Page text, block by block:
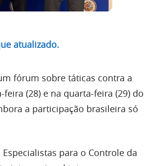
atualizado.
fórum sobre táticas contra a
(28) e na quarta-feira (29) do
a participação brasileira só
para o Controle da